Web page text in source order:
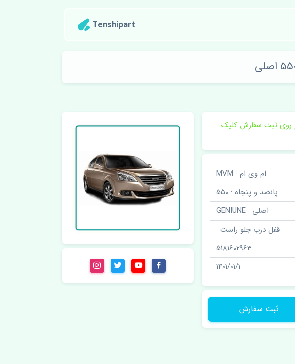
Tenshipart
روی ثبت سفارش کلیک
ام وی ام · MVM
پانصد و پنجاه · 550
اصلی · GENIUNE
قفل درب جلو راست ·
5181602963
1401/01/1
ثبت سفارش